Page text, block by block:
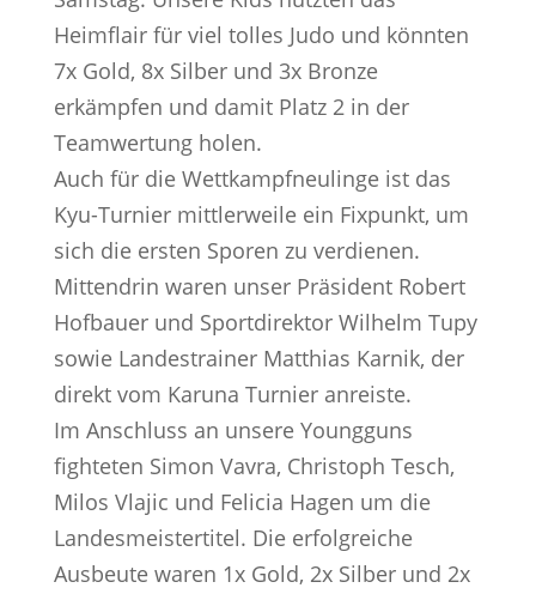
Heimflair für viel tolles Judo und könnten
7x Gold, 8x Silber und 3x Bronze
erkämpfen und damit Platz 2 in der
Teamwertung holen.
Auch für die Wettkampfneulinge ist das
Kyu-Turnier mittlerweile ein Fixpunkt, um
sich die ersten Sporen zu verdienen.
Mittendrin waren unser Präsident Robert
Hofbauer und Sportdirektor Wilhelm Tupy
sowie Landestrainer Matthias Karnik, der
direkt vom Karuna Turnier anreiste.
Im Anschluss an unsere Youngguns
fighteten Simon Vavra, Christoph Tesch,
Milos Vlajic und Felicia Hagen um die
Landesmeistertitel. Die erfolgreiche
Ausbeute waren 1x Gold, 2x Silber und 2x